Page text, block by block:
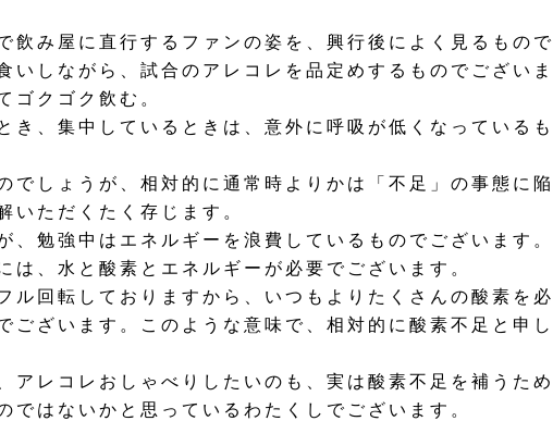
飲み屋に直行するファンの姿を、興行後によく見るもので
いしながら、試合のアレコレを品定めするものでございま
ゴクゴク飲む。
き、集中しているときは、意外に呼吸が低くなっているも
でしょうが、相対的に通常時よりかは「不足」の事態に陥
いただくたく存じます。
、勉強中はエネルギーを浪費しているものでございます。
は、水と酸素とエネルギーが必要でございます。
ル回転しておりますから、いつもよりたくさんの酸素を必
ございます。このような意味で、相対的に酸素不足と申し
アレコレおしゃべりしたいのも、実は酸素不足を補うため
ではないかと思っているわたくしでございます。